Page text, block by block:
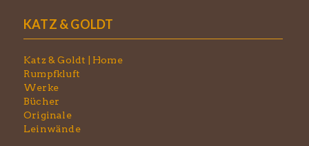
KATZ & GOLDT
Katz & Goldt | Home
Rumpfkluft
Werke
Bücher
Originale
Leinwände